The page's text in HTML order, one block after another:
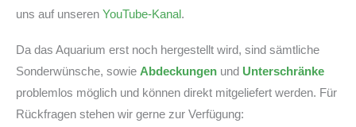
uns auf unseren YouTube-Kanal.
Da das Aquarium erst noch hergestellt wird, sind sämtliche
Sonderwünsche, sowie Abdeckungen und Unterschränke
problemlos möglich und können direkt mitgeliefert werden. Für
Rückfragen stehen wir gerne zur Verfügung: